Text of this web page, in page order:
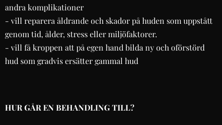
andra komplikationer
- vill reparera åldrande och skador på huden som uppstått
genom tid, ålder, stress eller miljöfaktorer.
- vill få kroppen att på egen hand bilda ny och oförstörd
hud som gradvis ersätter gammal hud
HUR GÅR EN BEHANDLING TILL?